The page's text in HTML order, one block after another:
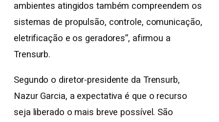
ambientes atingidos também compreendem os
sistemas de propulsão, controle, comunicação,
eletrificação e os geradores”, afirmou a
Trensurb.
Segundo o diretor-presidente da Trensurb,
Nazur Garcia, a expectativa é que o recurso
seja liberado o mais breve possível. São